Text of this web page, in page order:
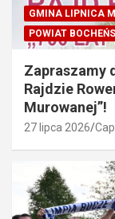
GMINA LIPNICA
POWIAT
Zapraszamy
Rajdzie
Murowanej”!
27 lipca 2026